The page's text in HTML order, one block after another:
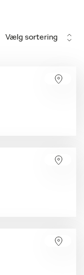
Vælg sortering